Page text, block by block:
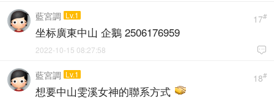
17#
藍宮調 Lv.1
坐标廣東中山 企鵝 2506176959

2022-10-15 08:27:58
18#
藍宮調 Lv.1
想要中山雯溪女神的聯系方式